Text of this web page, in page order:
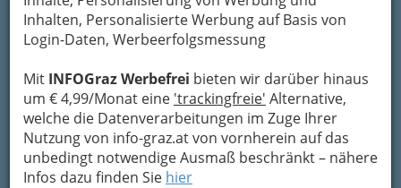
Inhalten, Personalisierte Werbung auf Basis von
Login-Daten, Werbeerfolgsmessung
Mit INFOGraz Werbefrei bieten wir darüber hinaus
um € 4,99/Monat eine 'trackingfreie' Alternative,
welche die Datenverarbeitungen im Zuge Ihrer
Nutzung von info-graz.at von vornherein auf das
unbedingt notwendige Ausmaß beschränkt – nähere
Infos dazu finden Sie hier